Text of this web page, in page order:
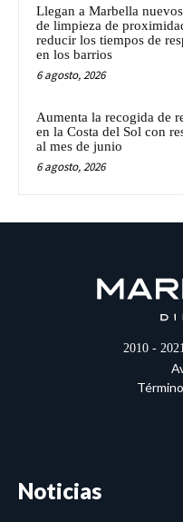
Llegan a Marbella
de limpieza de
reducir los tiempos de
en los barrios
6 agosto, 2026
Aumenta la recogida de
en la Costa del Sol con
al mes de junio
6 agosto, 2026
2010 -
Noticias